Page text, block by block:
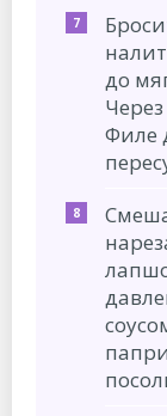
до
Филе